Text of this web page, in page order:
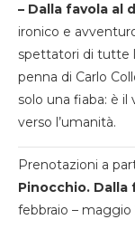
– Dalla favola al
ironico e
spettatori di tutte
penna di Carlo
solo una fiaba: è
verso l’umanità.
Prenotazioni a
Pinocchio. Dalla
febbraio – maggio